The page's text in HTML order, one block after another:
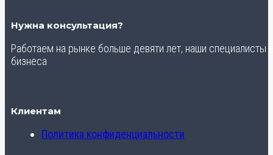
Нужна консультация?
Работаем на рынке больше девяти лет, наши
бизнеса
Клиентам
Политика конфиденциальности